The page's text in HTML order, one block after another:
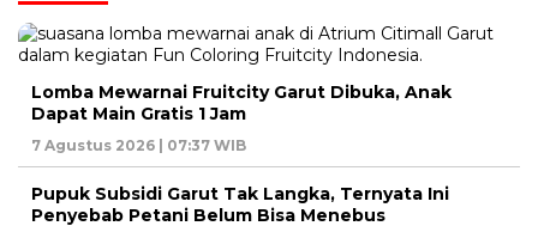
Lomba Mewarnai Fruitcity Garut Dibuka, Anak
Dapat Main Gratis 1 Jam
7 Agustus 2026 | 07:37 WIB
Pupuk Subsidi Garut Tak Langka, Ternyata Ini
Penyebab Petani Belum Bisa Menebus